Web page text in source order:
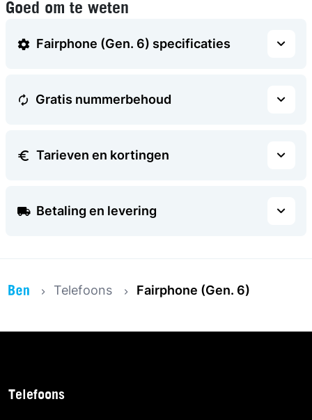
Goed om te weten
Fairphone (Gen. 6) specificaties
Gratis nummerbehoud
Tarieven en kortingen
Betaling en levering
Telefoons Fairphone (Gen. 6)
Telefoons